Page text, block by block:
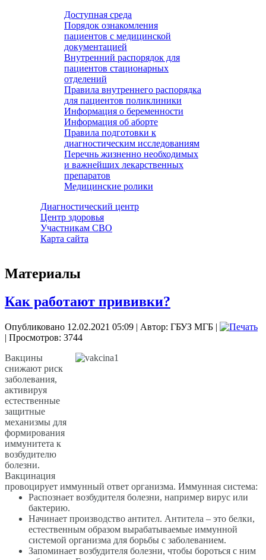
Доступная среда
Порядок ознакомления
пациентов с медицинской
документацией
Внутренний распорядок для
пациентов стационарных
отделений
Правила внутреннего распорядка
для пациентов поликлиники
Информация о беременности
Информация об аборте
Правила подготовки к
диагностическим исследованиям
Перечнь жизненно необходимых
и важнейших лекарственных
препаратов
Медицинские ролики
Диагностический центр
Центр здоровья
Участникам СВО
Карта сайта
Материалы
Как работают прививки?
Опубликовано 12.02.2021 05:09 | Автор: ГБУЗ МГБ |
| Просмотров: 3744
Вакцины
снижают риск
заболевания,
активируя
естественные
защитные
механизмы для
формирования
иммунитета к
возбудителю
болезни.
Вакцинация
провоцирует иммунный ответ организма. Иммунная система:
Распознает возбудителя болезни, например вирус или
бактерию.
Начинает производство антител. Антитела – это белки,
естественным образом вырабатываемые иммунной
системой организма для борьбы с заболеванием.
Запоминает возбудителя болезни, чтобы бороться с ним